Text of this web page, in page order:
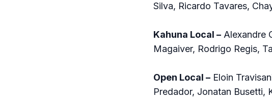
Silva, Ricardo Tavares,
Kahuna Local –Alexandre
Magaiver, Rodrigo Regis,
Open Local –Eloin
Predador, Jonatan Busetti,